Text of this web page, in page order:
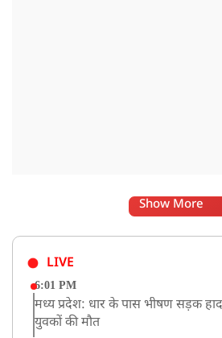
Show More
LIVE
6:01 PM
मध्य प्रदेश: धार के पास भीषण सड़क
युवकों की मौत